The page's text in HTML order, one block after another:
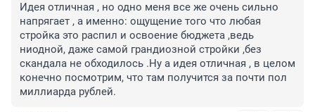
Идея отличная , но одно меня все же очень сильно
напрягает , а именно: ощущение того что любая
стройка это распил и освоение бюджета ,ведь
ниодной, даже самой грандиозной стройки ,без
скандала не обходилось .Ну а идея отличная , в целом
конечно посмотрим, что там получится за почти пол
миллиарда рублей.